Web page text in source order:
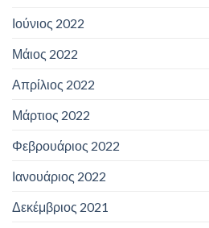
Ιούνιος 2022
Μάιος 2022
Απρίλιος 2022
Μάρτιος 2022
Φεβρουάριος 2022
Ιανουάριος 2022
Δεκέμβριος 2021